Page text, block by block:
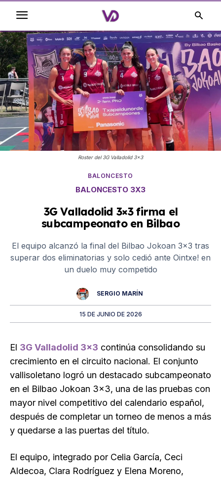
Roster del 3G Valladolid 3x3
BALONCESTO
BALONCESTO 3X3
3G Valladolid 3×3 firma el
subcampeonato en Bilbao
El equipo alcanzó la final del Bilbao Jokoan 3x3 tras
superar dos eliminatorias y solo cedió ante Ointxe! en
un duelo muy competido
SERGIO MARÍN
15 DE JUNIO DE 2026
El 3G Valladolid 3×3 continúa consolidando su
crecimiento en el circuito nacional. El conjunto
vallisoletano logró un destacado subcampeonato
en el Bilbao Jokoan 3×3, una de las pruebas con
mayor nivel competitivo del calendario español,
después de completar un torneo de menos a más
y quedarse a las puertas del título.
El equipo, integrado por Celia García, Ceci
Aldecoa, Clara Rodríguez y Elena Moreno,